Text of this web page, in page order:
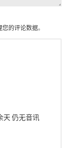
您的评论数据。
天 仍无音讯